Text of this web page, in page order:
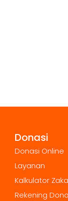
Donasi
Donasi Online
Layanan
Kalkulator
Rekening